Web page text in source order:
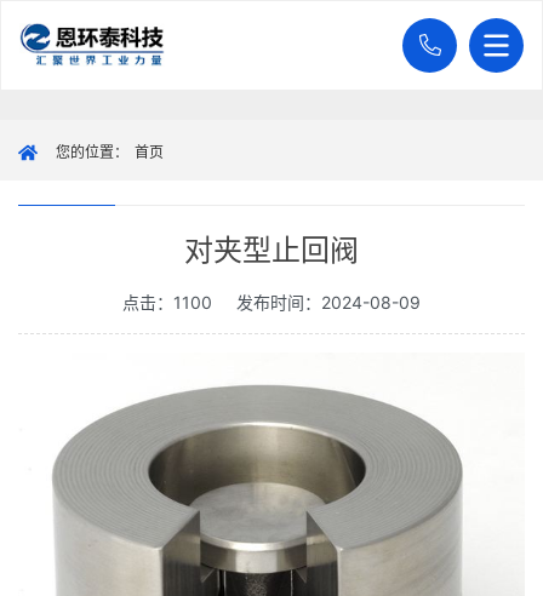
您的位置： 首页
对夹型止回阀
点击：1100 发布时间：2024-08-09